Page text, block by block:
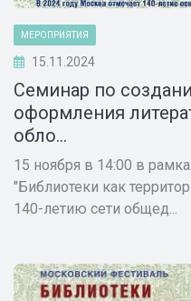
МЕРОПРИЯТИЯ
15.11.2024
Семинар по
оформления
обло...
15 ноября в 14:00 в
"Библиотеки как
140-летию сети общед...